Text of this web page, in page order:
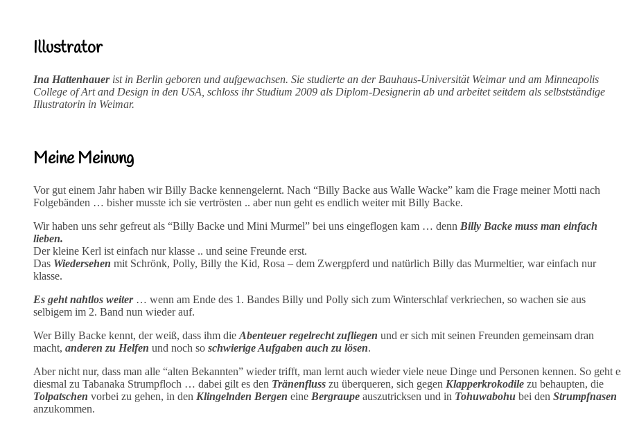
Illustrator
Ina Hattenhauerist in Berlin geboren und aufgewachsen. Sie studierte an der Bauhaus-Universität Weimar und am Minneapolis
College of Art and Design in den USA, schloss ihr Studium 2009 als Diplom-Designerin ab und arbeitet seitdem als selbstständige
Illustratorin in Weimar.
Meine Meinung
Vor gut einem Jahr haben wir Billy Backe kennengelernt. Nach “Billy Backe aus Walle Wacke” kam die Frage meiner Motti nach
Folgebänden … bisher musste ich sie vertrösten .. aber nun geht es endlich weiter mit Billy Backe.
Wir haben uns sehr gefreut als “Billy Backe und Mini Murmel” bei uns eingeflogen kam … denn Billy Backe muss man einfach
lieben.
Der kleine Kerl ist einfach nur klasse .. und seine Freunde erst.
Das Wiedersehen mit Schrönk, Polly, Billy the Kid, Rosa – dem Zwergpferd und natürlich Billy das Murmeltier, war einfach nur
klasse.
Es geht nahtlos weiter… wenn am Ende des 1. Bandes Billy und Polly sich zum Winterschlaf verkriechen, so wachen sie aus
selbigem im 2. Band nun wieder auf.
Wer Billy Backe kennt, der weiß, dass ihm die Abenteuer regelrecht zufliegen und er sich mit seinen Freunden gemeinsam dran
macht, anderen zu Helfen und noch so schwierige Aufgaben auch zu lösen.
Aber nicht nur, dass man alle “alten Bekannten” wieder trifft, man lernt auch wieder viele neue Dinge und Personen kennen. So geht
diesmal zu Tabanaka Strumpfloch … dabei gilt es den Tränenfluss zu überqueren, sich gegen Klapperkrokodile zu behaupten, die
Tolpatschen vorbei zu gehen, in den Klingelnden Bergen eine Bergraupe auszutricksen und in Tohuwabohu bei den Strumpfnasen
anzukommen.